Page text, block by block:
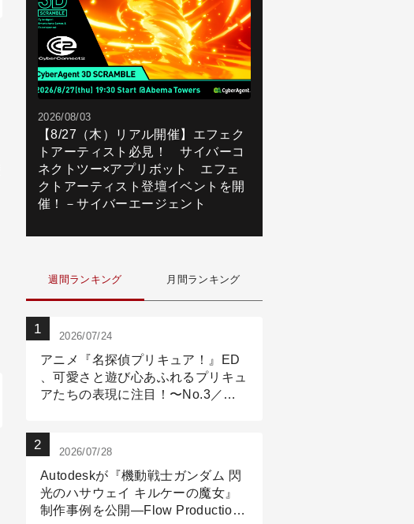
2026/08/03
【8/27（木）リアル開催】エフェク
トアーティスト必見！ サイバーコ
ネクトツー×アプリボット エフェ
クトアーティスト登壇イベントを開
催！－サイバーエージェント
週間ランキング 月間ランキング
2026/07/24
アニメ『名探偵プリキュア！』ED
、可愛さと遊び心あふれるプリキュ
アたちの表現に注目！〜No.3／ア
2026/07/28
Autodeskが『機動戦士ガンダム 閃
光のハサウェイ キルケーの魔女』
制作事例を公開―Flow Production